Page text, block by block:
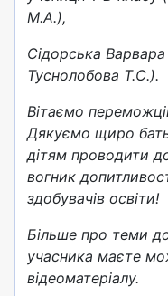
М.А.),
Сідорська
Туснолобова Т.С.).
Вітаємо
Дякуємо щиро
дітям проводити
вогник
здобувачів освіти!
Більше про теми
учасника маєте
відеоматеріалу.